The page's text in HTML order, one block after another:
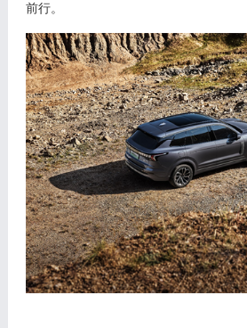
前行。